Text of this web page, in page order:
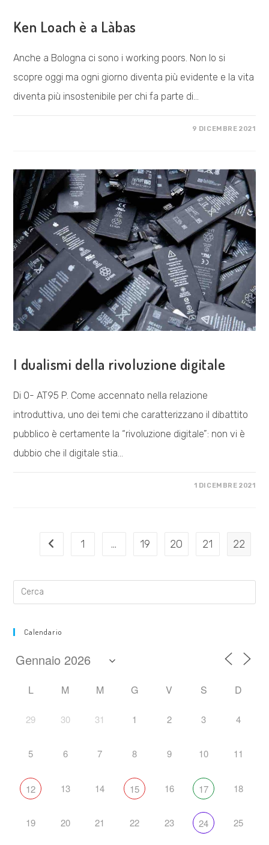
Ken Loach è a Làbas
Anche a Bologna ci sono i working poors. Non lo si
scopre oggi ma ogni giorno diventa più evidente e la vita
diventa più insostenibile per chi fa parte di…
LÀBAS
9 DICEMBRE 2021
I dualismi della rivoluzione digitale
Di 0- AT95 P. Come accennato nella relazione
introduttiva, uno dei temi che caratterizzano il dibattito
pubblico è certamente la “rivoluzione digitale”: non vi è
dubbio che il digitale stia…
1 DICEMBRE 2021
Vai alla pagina precedente
1 … 19 20 21 22
Calendario
L M M G V S D
29 30 31 1 2 3 4
5 6 7 8 9 10 11
12 13 14 15 16 17 18
19 20 21 22 23 24 25